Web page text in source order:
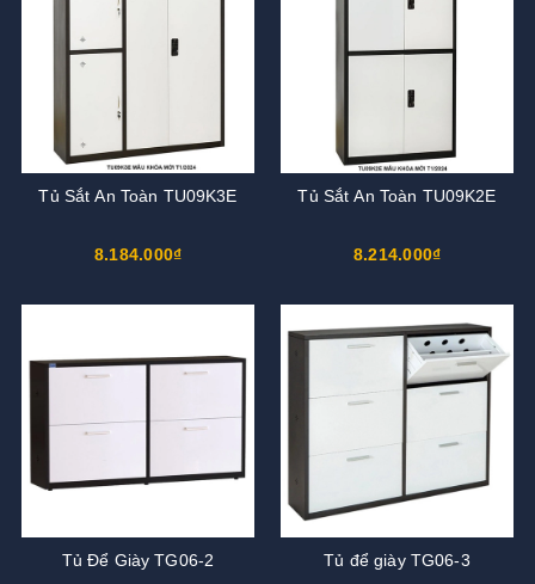
Tủ Sắt An Toàn TU09K3E
8.184.000₫
Tủ Sắt An Toàn TU09K2E
8.214.000₫
Tủ Để Giày TG06-2 Tủ để giày TG06-3